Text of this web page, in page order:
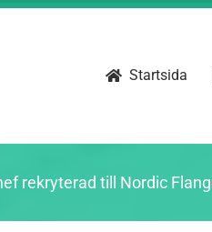
Startsida
rekryterad till Nordic